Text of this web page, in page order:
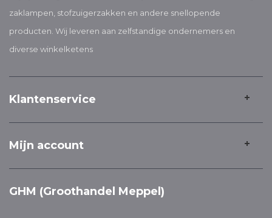
zaklampen, stofzuigerzakken en andere snellopende
producten. Wij leveren aan zelfstandige ondernemers en
diverse winkelketens
Klantenservice
Mijn account
GHM (Groothandel Meppel)